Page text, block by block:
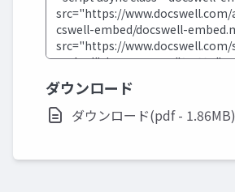
ダウンロード
ダウンロード(pdf - 1.86MB)